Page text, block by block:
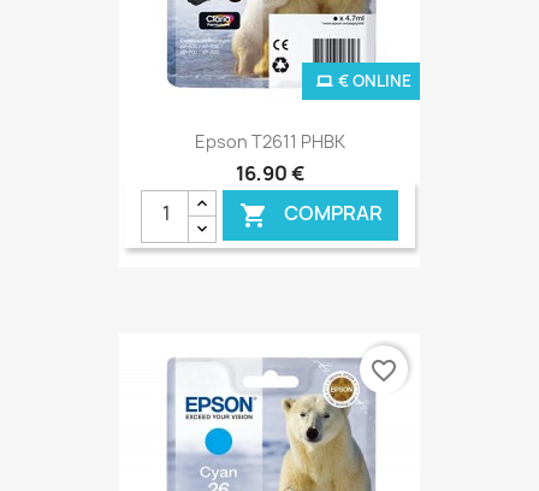
Epson T2611 PHBK
16,90 €
 COMPRAR
€ ONLINE
favorite_border